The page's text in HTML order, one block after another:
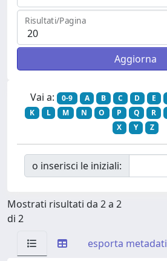
Risultati/Pagina
Vai a: 0-9 A B C D E
K
L M N O P Q R
X
Y Z
o inserisci le iniziali:
Mostrati risultati da 2 a 2
di 2
esporta metadati